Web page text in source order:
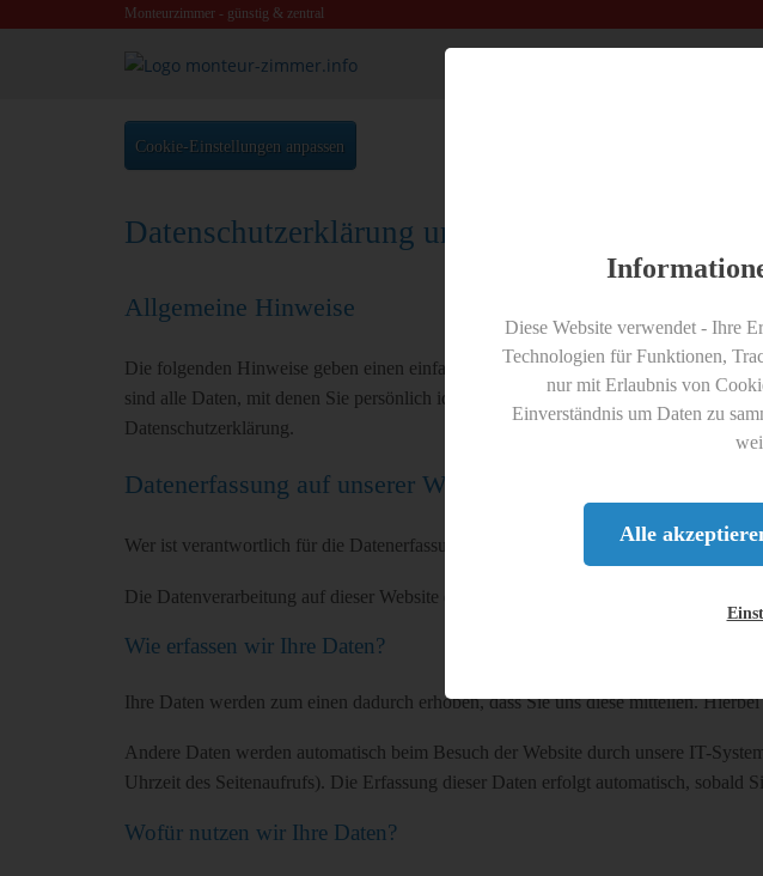
Monteurzimmer - günstig & zentral
Cookie-Einstellungen anpassen
Datenschutzerklärung und Informationen
Allgemeine Hinweise
Die folgenden Hinweise geben einen einfachen Überblick darüber, was mit Ihren
sind alle Daten, mit denen Sie persönlich identifiziert werden können. Ausführliche
Datenschutzerklärung.
Datenerfassung auf unserer Website
Wer ist verantwortlich für die Datenerfassung auf dieser Website?
Die Datenverarbeitung auf dieser Website erfolgt durch den Websitebetreiber.
Wie erfassen wir Ihre Daten?
Ihre Daten werden zum einen dadurch erhoben, dass Sie uns diese mitteilen.
Andere Daten werden automatisch beim Besuch der Website durch unsere IT-
Uhrzeit des Seitenaufrufs). Die Erfassung dieser Daten erfolgt automatisch, sobald
Wofür nutzen wir Ihre Daten?
Diese Website verwendet - Ihre
Technologien für Funktionen,
nur mit Erlaubnis von
Einverständnis um Daten zu
Alle